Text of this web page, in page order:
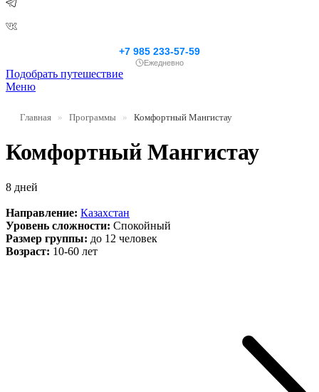
+7 985 233-57-59
Ежедневно
Подобрать путешествие
Меню
Главная » Программы » Комфортный Мангистау
Комфортный Мангистау
8 дней
Направление: Казахстан
Уровень сложности: Спокойный
Размер группы: до 12 человек
Возраст: 10-60 лет